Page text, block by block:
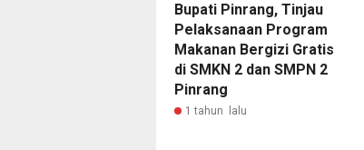
Bupati Pinrang, Tinjau
Pelaksanaan Program
Makanan Bergizi Gratis
di SMKN 2 dan SMPN 2
Pinrang
1 tahun lalu